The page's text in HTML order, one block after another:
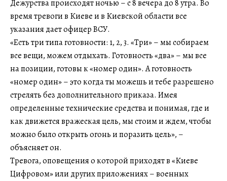
Дежурства происходят ночью – с 8 вечера до 8 утра. Во
время тревоги в Киеве и в Киевской области все
указания дает офицер ВСУ.
«Есть три типа готовности: 1, 2, 3. «Три» – мы собираем
все вещи, можем отдыхать. Готовность «два» – мы все
на позиции, готовы к «номер один». А готовность
«номер один» – это когда ты можешь и тебе разрешено
стрелять без дополнительного приказа. Имея
определенные технические средства и понимая, где и
как движется вражеская цель, мы стоим и ждем, чтобы
можно было открыть огонь и поразить цель», –
объясняет он.
Тревога, оповещения о которой приходят в «Киеве
Цифровом» или других приложениях – военных